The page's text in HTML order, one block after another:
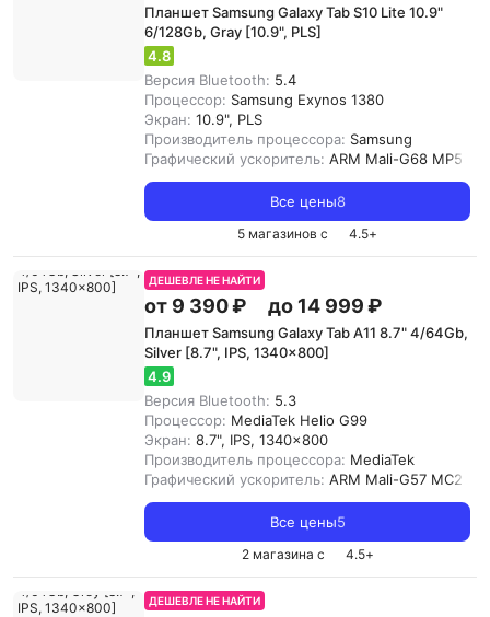
Планшет Samsung Galaxy Tab S10 Lite 10.9"
6/128Gb, Gray [10.9", PLS]
4.8
Версия Bluetooth: 5.4
Процессор: Samsung Exynos 1380
Экран: 10.9", PLS
Производитель процессора: Samsung
Графический ускоритель: ARM Mali-G68 MP5
Все цены8
5 магазинов с 4.5+
ДЕШЕВЛЕ НЕ НАЙТИ
от 9 390 ₽ до 14 999 ₽
Планшет Samsung Galaxy Tab A11 8.7" 4/64Gb,
Silver [8.7", IPS, 1340x800]
4.9
Версия Bluetooth: 5.3
Процессор: MediaTek Helio G99
Экран: 8.7", IPS, 1340x800
Производитель процессора: MediaTek
Графический ускоритель: ARM Mali-G57 MC2
Все цены5
2 магазина с 4.5+
ДЕШЕВЛЕ НЕ НАЙТИ